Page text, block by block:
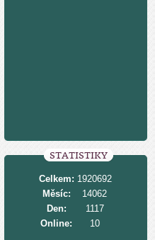
STATISTIKY
Online: 10
Celkem: 1920692
Měsíc:
14062
Den:
1117